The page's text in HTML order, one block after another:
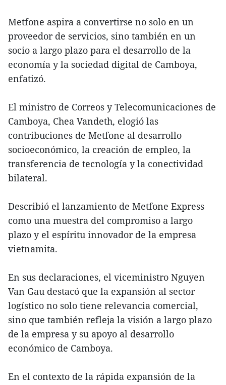
Metfone aspira a convertirse no solo en un
proveedor de servicios, sino también en un
socio a largo plazo para el desarrollo de la
economía y la sociedad digital de Camboya,
enfatizó.
El ministro de Correos y Telecomunicaciones de
Camboya, Chea Vandeth, elogió las
contribuciones de Metfone al desarrollo
socioeconómico, la creación de empleo, la
transferencia de tecnología y la conectividad
bilateral.
Describió el lanzamiento de Metfone Express
como una muestra del compromiso a largo
plazo y el espíritu innovador de la empresa
vietnamita.
En sus declaraciones, el viceministro Nguyen
Van Gau destacó que la expansión al sector
logístico no solo tiene relevancia comercial,
sino que también refleja la visión a largo plazo
de la empresa y su apoyo al desarrollo
económico de Camboya.
En el contexto de la rápida expansión de la